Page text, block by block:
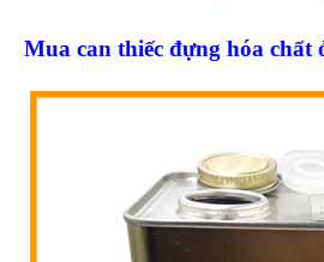
Mua can thiếc đựng hóa chất